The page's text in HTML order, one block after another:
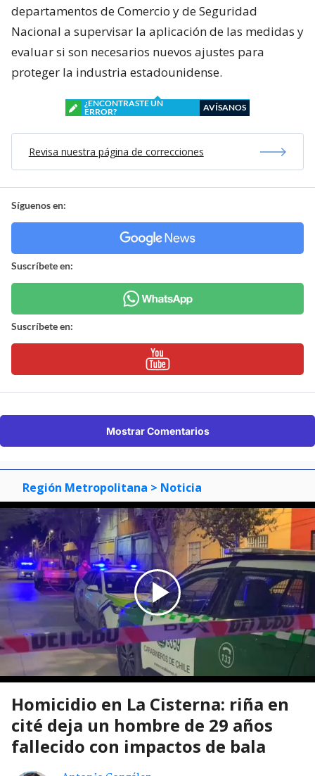
departamentos de Comercio y de Seguridad
Nacional a supervisar la aplicación de las medidas y
evaluar si son necesarios nuevos ajustes para
proteger la industria estadounidense.
¿ENCONTRASTE UN
ERROR?
AVÍSANOS
Revisa nuestra página de correcciones
Síguenos en:
Suscríbete en:
Suscríbete en:
Mostrar Comentarios
Región Metropolitana > Noticia
Homicidio en La Cisterna: riña en
cité deja un hombre de 29 años
fallecido con impactos de bala